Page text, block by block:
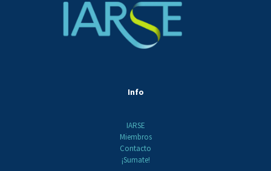
Info
IARSE
Miembros
Contacto
¡Sumate!